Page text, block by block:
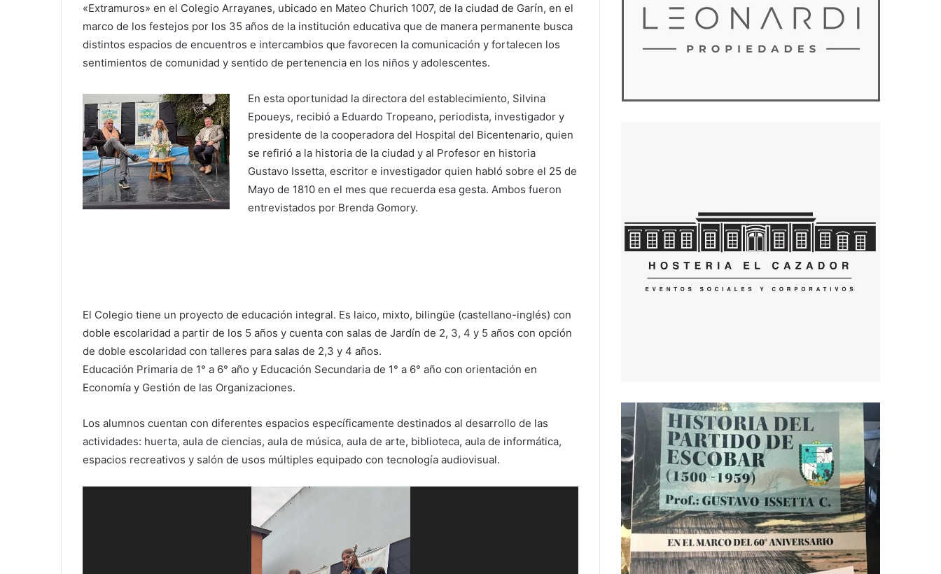
«Extramuros» en el Colegio Arrayanes, ubicado en Mateo Churich 1007, de la ciudad de Garín, en el
marco de los festejos por los 35 años de la institución educativa que de manera permanente busca
distintos espacios de encuentros e intercambios que favorecen la comunicación y fortalecen los
sentimientos de comunidad y sentido de pertenencia en los niños y adolescentes.
En esta oportunidad la directora del establecimiento, Silvina
Epoueys, recibió a Eduardo Tropeano, periodista, investigador y
presidente de la cooperadora del Hospital del Bicentenario, quien
se refirió a la historia de la ciudad y al Profesor en historia
Gustavo Issetta, escritor e investigador quien habló sobre el 25 de
Mayo de 1810 en el mes que recuerda esa gesta. Ambos fueron
entrevistados por Brenda Gomory.
El Colegio tiene un proyecto de educación integral. Es laico, mixto, bilingüe (castellano-inglés) con
doble escolaridad a partir de los 5 años y cuenta con salas de Jardín de 2, 3, 4 y 5 años con opción
de doble escolaridad con talleres para salas de 2,3 y 4 años.
Educación Primaria de 1° a 6° año y Educación Secundaria de 1° a 6° año con orientación en
Economía y Gestión de las Organizaciones.
Los alumnos cuentan con diferentes espacios específicamente destinados al desarrollo de las
actividades: huerta, aula de ciencias, aula de música, aula de arte, biblioteca, aula de informática,
espacios recreativos y salón de usos múltiples equipado con tecnología audiovisual.